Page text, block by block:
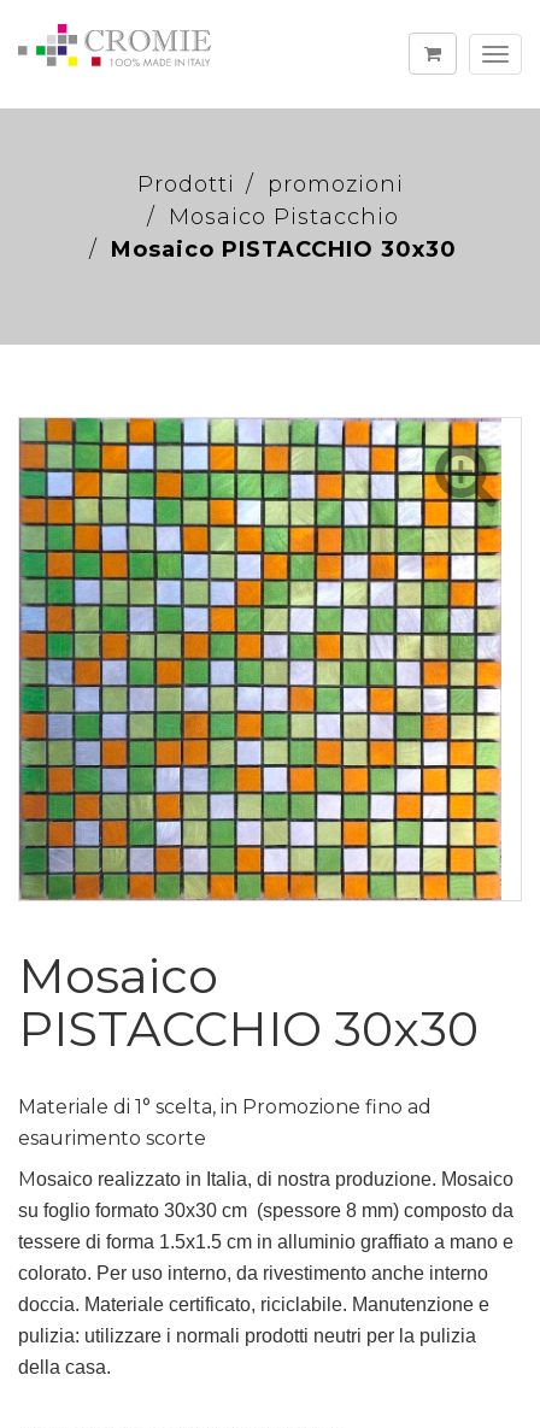
Prodotti
promozioni
Mosaico Pistacchio
Mosaico PISTACCHIO 30x30
Mosaico
PISTACCHIO 30x30
Materiale di 1° scelta, in Promozione fino ad
esaurimento scorte
Mosaico realizzato in Italia, di nostra produzione. Mosaico
su foglio formato 30x30 cm (spessore 8 mm) composto da
tessere di forma 1.5x1.5 cm in alluminio graffiato a mano e
colorato. Per uso interno, da rivestimento anche interno
doccia. Materiale certificato, riciclabile. Manutenzione e
pulizia: utilizzare i normali prodotti neutri per la pulizia
della casa.